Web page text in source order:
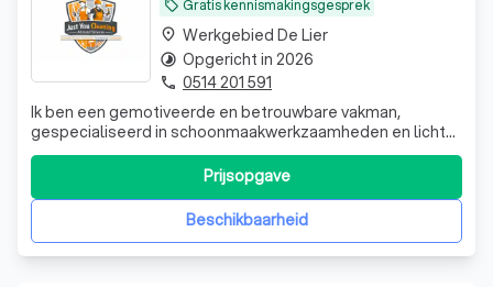
local_offer Gratis kennismakingsgesprek
Ik ben een gemotiveerde en betrouwbare vakman,
gespecialiseerd in schoonmaakwerkzaamheden en lichte
klussen. Ik bied professionele schoonmaakdiensten aan
voor woningen, kantoren en andere ruimtes. Daarnaast
heb ik ervaring met het leggen van laminaat en
vloerwerkzaamheden, tuinonderhoud en lichte bu
Beschikbaarheid
Prijsopgave
place Werkgebied De Lier
timelapse Opgericht in 2026
phone 0514 201 591